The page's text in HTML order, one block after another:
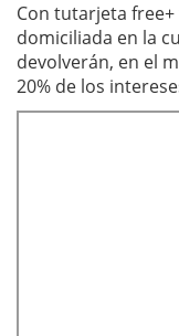
Con tutarjeta
domiciliada en la
devolverán, en el
20% de los